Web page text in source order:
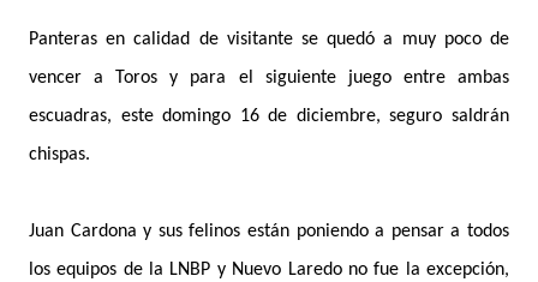
Panteras en calidad de visitante se quedó a muy poco de
vencer a Toros y para el siguiente juego entre ambas
escuadras, este domingo 16 de diciembre, seguro saldrán
chispas.
Juan Cardona y sus felinos están poniendo a pensar a todos
los equipos de la LNBP y Nuevo Laredo no fue la excepción,